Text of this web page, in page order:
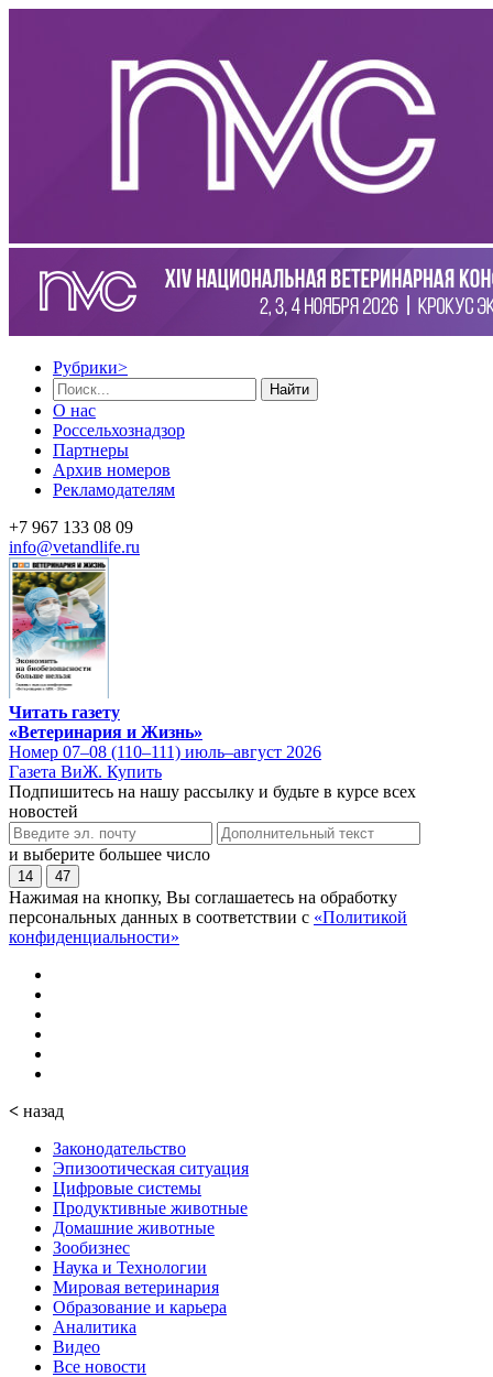
Рубрики>
Найти
О нас
Россельхознадзор
Партнеры
Архив номеров
Рекламодателям
+7 967 133 08 09
info@vetandlife.ru
Читать газету
«Ветеринария и Жизнь»
Номер 07–08 (110–111) июль–август 2026
Газета ВиЖ. Купить
Подпишитесь на нашу рассылку и будьте в курсе всех
новостей
и выберите большее число
14 47
Нажимая на кнопку, Вы соглашаетесь на обработку
персональных данных в соответствии с «Политикой
конфиденциальности»
< назад
Законодательство
Эпизоотическая ситуация
Цифровые системы
Продуктивные животные
Домашние животные
Зообизнес
Наука и Технологии
Мировая ветеринария
Образование и карьера
Аналитика
Видео
Все новости